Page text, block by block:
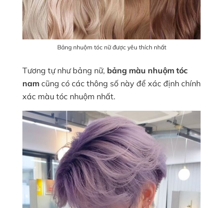
Bảng nhuộm tóc nữ được yêu thích nhất
Tương tự như bảng nữ, bảng màu nhuộm tóc
nam cũng có các thông số này để xác định chính
xác màu tóc nhuộm nhất.